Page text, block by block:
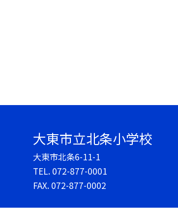
大東市立北条小学校
大東市北条6-11-1
TEL. 072-877-0001
FAX. 072-877-0002